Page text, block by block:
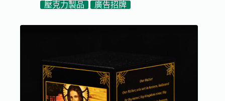
壓克力製品
廣告招牌